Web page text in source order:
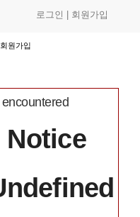
로그인 회원가입
회원가입
Notice